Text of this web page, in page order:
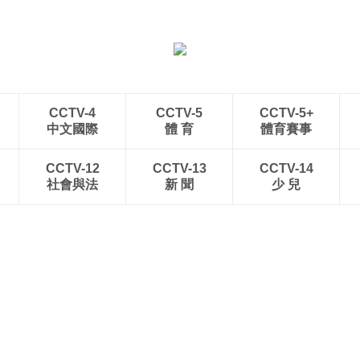
CCTV-4
中文國際
CCTV-5
體 育
CCTV-5+
體育賽事
CCTV-12
社會與法
CCTV-13
新 聞
CCTV-14
少 兒